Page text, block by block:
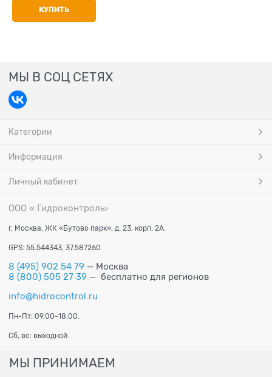
КУПИТЬ
МЫ В СОЦ СЕТЯХ
Категории
Информация
Личный кабинет
ООО « Гидроконтроль»
г. Москва, ЖК «Бутово парк», д. 23, корп. 2А.
GPS: 55.544343, 37.587260
8 (495) 902 54 79 — Москва
8 (800) 505 27 39 — бесплатно для регионов
info@hidrocontrol.ru
Пн-Пт: 09.00-18.00.
Сб, вс: выходной.
МЫ ПРИНИМАЕМ